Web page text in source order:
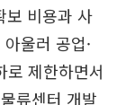
보 비용과 사
울러 공업·
제한하면서
류센터 개발